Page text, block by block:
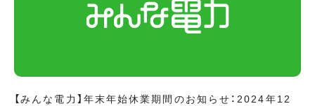
【みんな電力】年末年始休業期間のお知らせ：2024年12